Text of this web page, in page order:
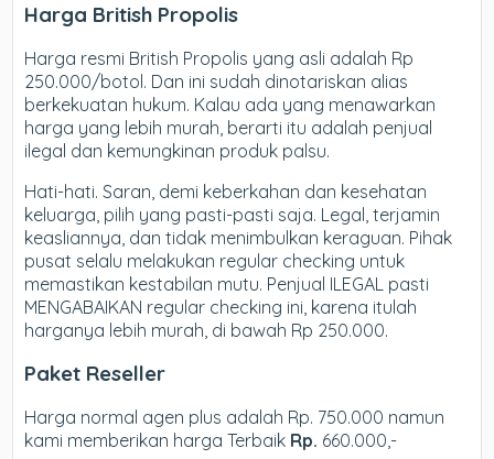
Harga British Propolis
Harga resmi British Propolis yang asli adalah Rp
250.000/botol. Dan ini sudah dinotariskan alias
berkekuatan hukum. Kalau ada yang menawarkan
harga yang lebih murah, berarti itu adalah penjual
ilegal dan kemungkinan produk palsu.
Hati-hati. Saran, demi keberkahan dan kesehatan
keluarga, pilih yang pasti-pasti saja. Legal, terjamin
keasliannya, dan tidak menimbulkan keraguan. Pihak
pusat selalu melakukan regular checking untuk
memastikan kestabilan mutu. Penjual ILEGAL pasti
MENGABAIKAN regular checking ini, karena itulah
harganya lebih murah, di bawah Rp 250.000.
Paket Reseller
Harga normal agen plus adalah Rp. 750.000 namun
kami memberikan harga Terbaik Rp. 660.000,-